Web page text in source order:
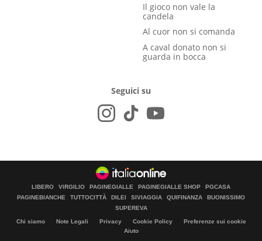
Il gioco non vale la
candela
Al cuor non si comanda
A caval donato non si
guarda in bocca
Seguici su
LIBERO VIRGILIO PAGINEGIALLE PAGINEGIALLE SHOP
PGCASA
PAGINEBIANCHE
TUTTOCITTÀ DILEI SIVIAGGIA QUIFINANZA
BUONISSIMO
SUPEREVA
Chi siamo Note Legali Privacy Cookie Policy
Preferenze sui cookie
Aiuto